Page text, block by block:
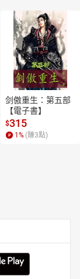
剑傲重生：第五部
【電子書】
$315
1 % (賺3點)